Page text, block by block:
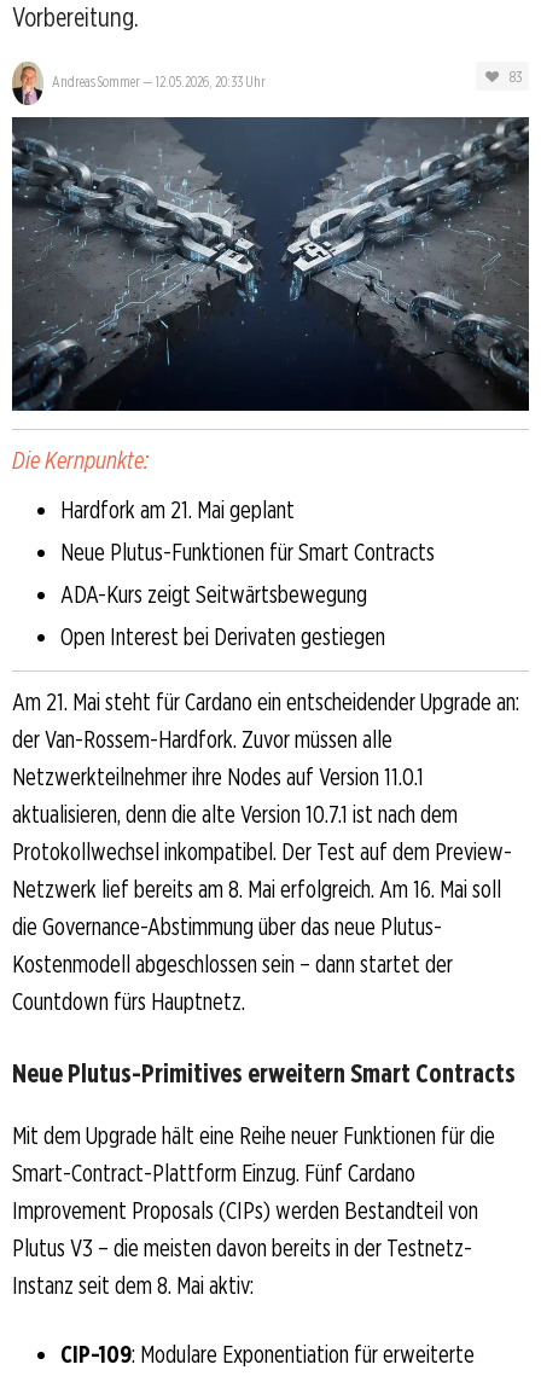
Vorbereitung.
Andreas Sommer— 12.05.2026, 20:33 Uhr 83
Die Kernpunkte:
Hardfork am 21. Mai geplant
Neue Plutus-Funktionen für Smart Contracts
ADA-Kurs zeigt Seitwärtsbewegung
Open Interest bei Derivaten gestiegen
Am 21. Mai steht für Cardano ein entscheidender Upgrade an:
der Van-Rossem-Hardfork. Zuvor müssen alle
Netzwerkteilnehmer ihre Nodes auf Version 11.0.1
aktualisieren, denn die alte Version 10.7.1 ist nach dem
Protokollwechsel inkompatibel. Der Test auf dem Preview-
Netzwerk lief bereits am 8. Mai erfolgreich. Am 16. Mai soll
die Governance-Abstimmung über das neue Plutus-
Kostenmodell abgeschlossen sein – dann startet der
Countdown fürs Hauptnetz.
Neue Plutus-Primitives erweitern Smart Contracts
Mit dem Upgrade hält eine Reihe neuer Funktionen für die
Smart-Contract-Plattform Einzug. Fünf Cardano
Improvement Proposals (CIPs) werden Bestandteil von
Plutus V3 – die meisten davon bereits in der Testnetz-
Instanz seit dem 8. Mai aktiv:
CIP-109: Modulare Exponentiation für erweiterte